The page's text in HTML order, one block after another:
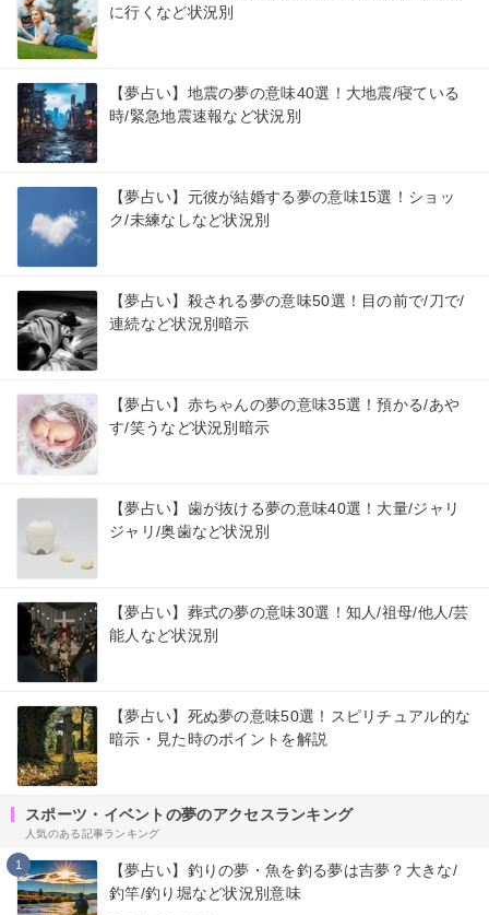
に行くなど状況別
【夢占い】地震の夢の意味40選！大地震/寝ている
時/緊急地震速報など状況別
【夢占い】元彼が結婚する夢の意味15選！ショッ
ク/未練なしなど状況別
【夢占い】殺される夢の意味50選！目の前で/刀で/
連続など状況別暗示
【夢占い】赤ちゃんの夢の意味35選！預かる/あや
す/笑うなど状況別暗示
【夢占い】歯が抜ける夢の意味40選！大量/ジャリ
ジャリ/奥歯など状況別
【夢占い】葬式の夢の意味30選！知人/祖母/他人/芸
能人など状況別
【夢占い】死ぬ夢の意味50選！スピリチュアル的な
暗示・見た時のポイントを解説
スポーツ・イベントの夢のアクセスランキング
人気のある記事ランキング
1
【夢占い】釣りの夢・魚を釣る夢は吉夢？大きな/
釣竿/釣り堀など状況別意味